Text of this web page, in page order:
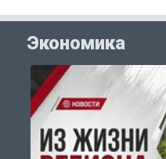
Экономика